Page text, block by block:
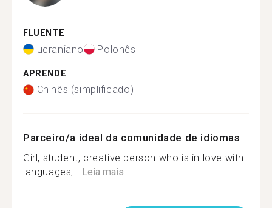
FLUENTE
ucraniano Polonês
APRENDE
Chinês (simplificado)
Parceiro/a ideal da comunidade de idiomas
Girl, student, creative person who is in love with
languages,...Leia mais